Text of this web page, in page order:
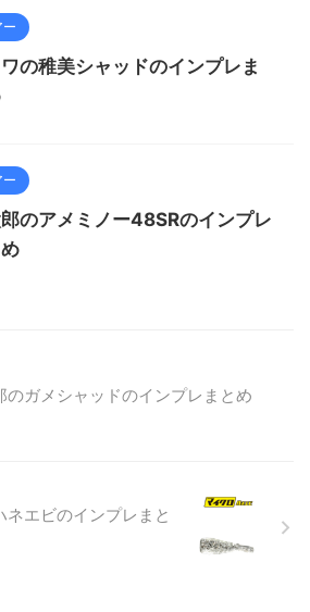
ー
の稚美シャッドのインプレま
ー
のアメミノー48SRのインプレ
のガメシャッドのインプレまとめ
エビのインプレまと